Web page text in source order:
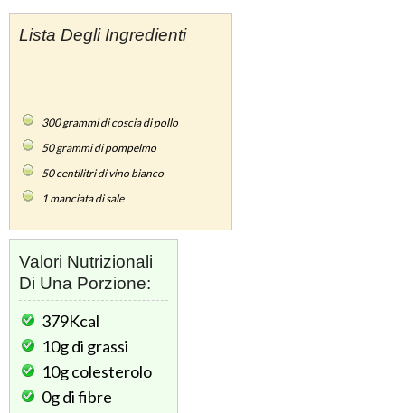
Lista Degli Ingredienti
300grammi di coscia di pollo
50grammi di pompelmo
50centilitri di vino bianco
1 manciata di sale
Valori Nutrizionali
Di Una Porzione:
379Kcal
10gdi grassi
10gcolesterolo
0gdi fibre